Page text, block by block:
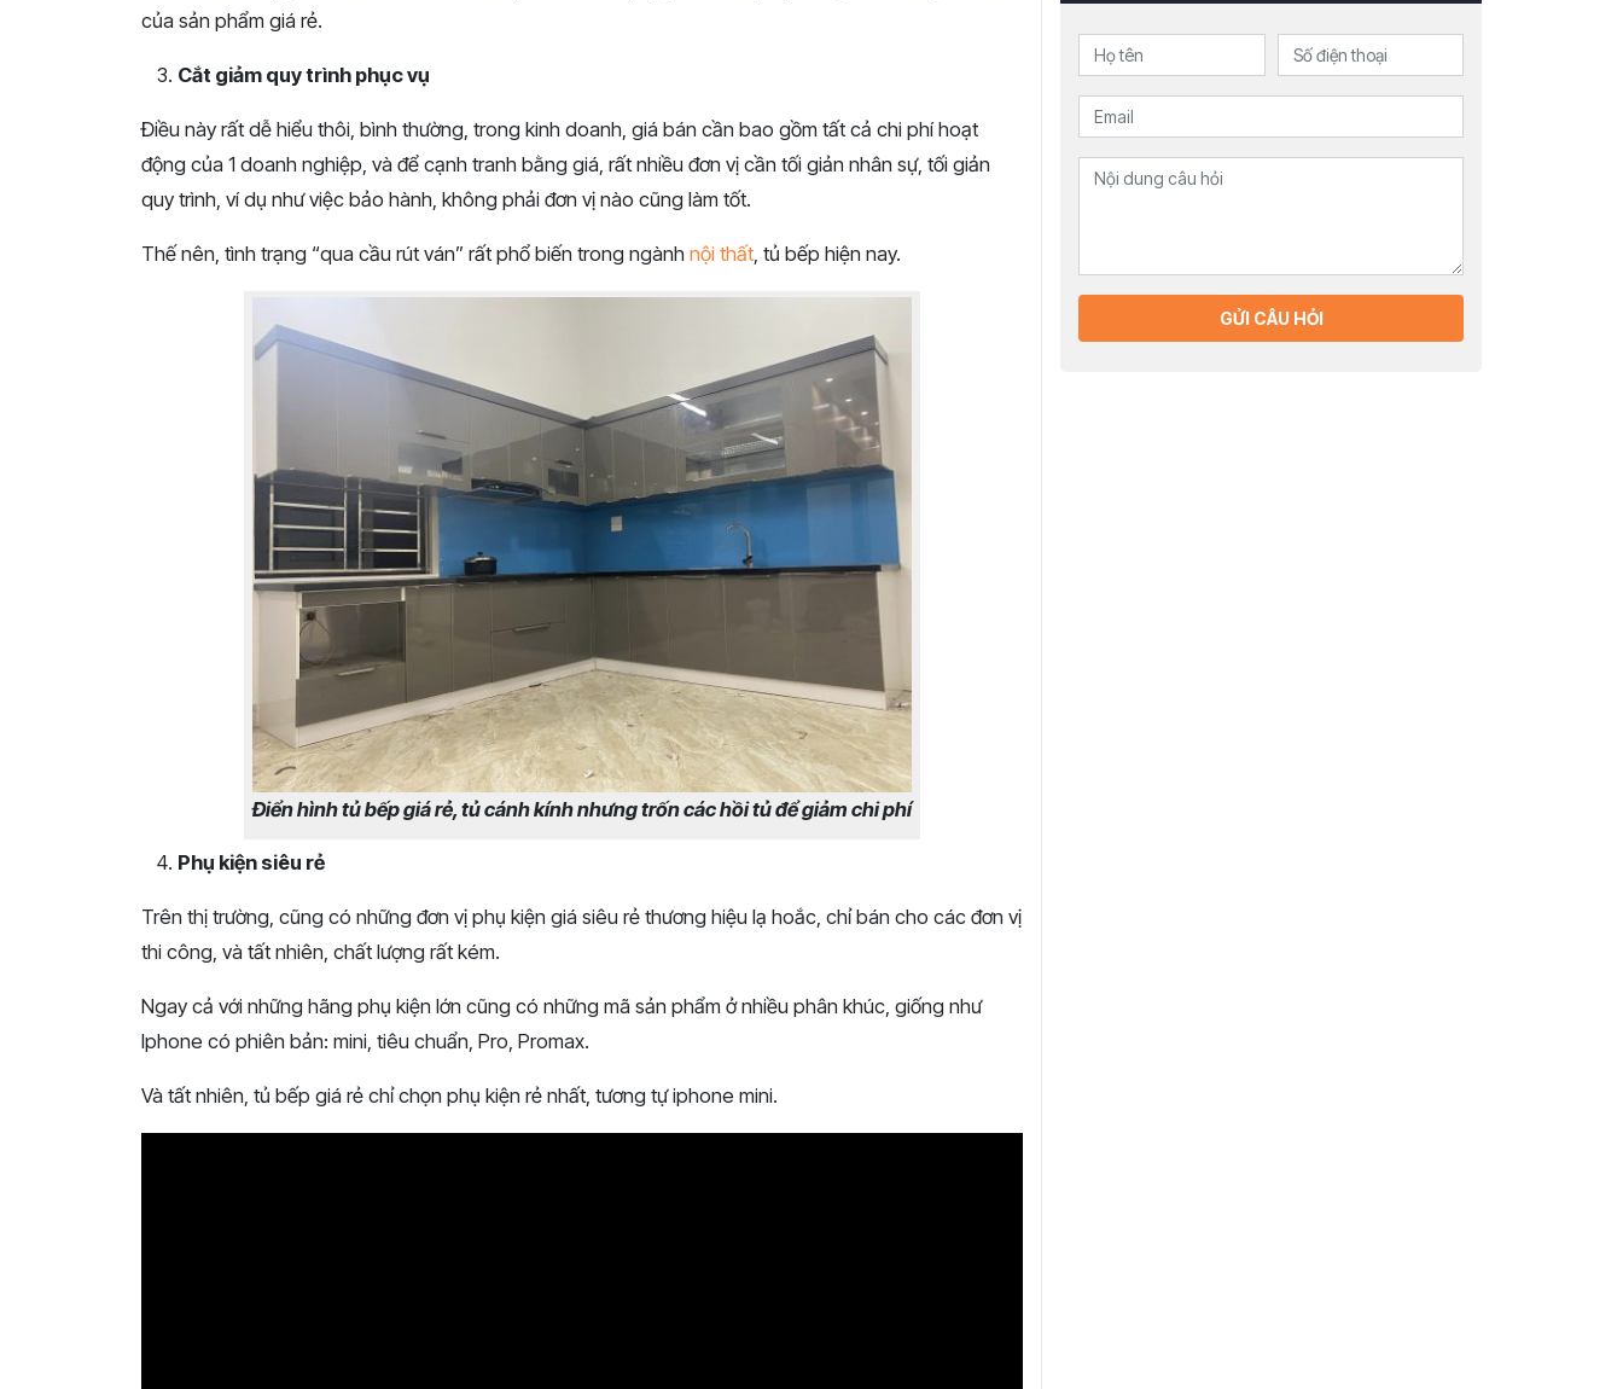
của sản phẩm giá rẻ.
Cắt giảm quy trình phục vụ
Điều này rất dễ hiểu thôi, bình thường, trong kinh doanh, giá bán cần bao gồm tất cả chi phí hoạt
động của 1 doanh nghiệp, và để cạnh tranh bằng giá, rất nhiều đơn vị cần tối giản nhân sự, tối giản
quy trình, ví dụ như việc bảo hành, không phải đơn vị nào cũng làm tốt.
Thế nên, tình trạng “qua cầu rút ván” rất phổ biến trong ngành nội thất, tủ bếp hiện nay.
Điển hình tủ bếp giá rẻ, tủ cánh kính nhưng trốn các hồi tủ để giảm chi phí
Phụ kiện siêu rẻ
Trên thị trường, cũng có những đơn vị phụ kiện giá siêu rẻ thương hiệu lạ hoắc, chỉ bán cho các đơn vị
thi công, và tất nhiên, chất lượng rất kém.
Ngay cả với những hãng phụ kiện lớn cũng có những mã sản phẩm ở nhiều phân khúc, giống như
Iphone có phiên bản: mini, tiêu chuẩn, Pro, Promax.
Và tất nhiên, tủ bếp giá rẻ chỉ chọn phụ kiện rẻ nhất, tương tự iphone mini.
GỬI CÂU HỎI